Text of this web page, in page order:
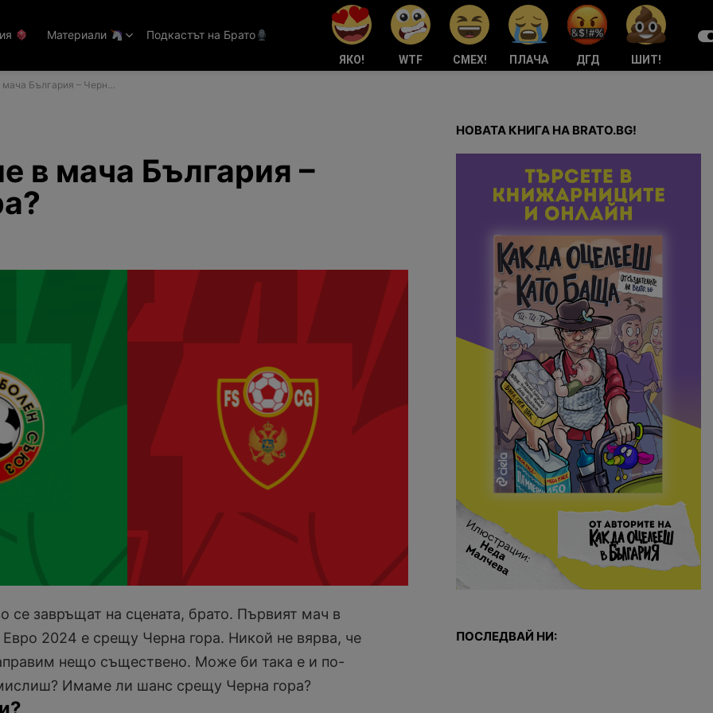
Материали Подкастът на Брато
ЯКО! WTF СМЕХ! ПЛАЧА ДГД ШИТ!
България – Черна гора?
в мача България –
се завръщат на сцената, брато. Първият мач в
Евро 2024 е срещу Черна гора. Никой не вярва, че
нещо съществено. Може би така е и по-
Имаме ли шанс срещу Черна гора?
НОВАТА КНИГА НА BRATO.BG!
ПОСЛЕДВАЙ НИ: